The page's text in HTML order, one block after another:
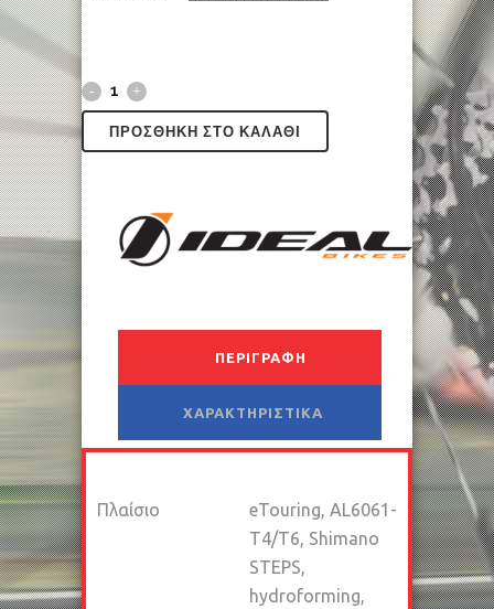
ΠΡΟΣΘΉΚΗ ΣΤΟ ΚΑΛΆΘΙ
ΠΕΡΙΓΡΑΦΉ
ΧΑΡΑΚΤΗΡΙΣΤΙΚΆ
Πλαίσιο
eTouring, AL6061-
T4/T6, Shimano
STEPS,
hydroforming,